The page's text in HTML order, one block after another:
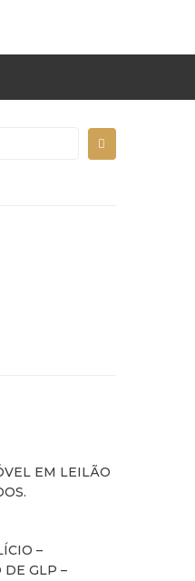
EM LEILÃO
–
DE GLP –